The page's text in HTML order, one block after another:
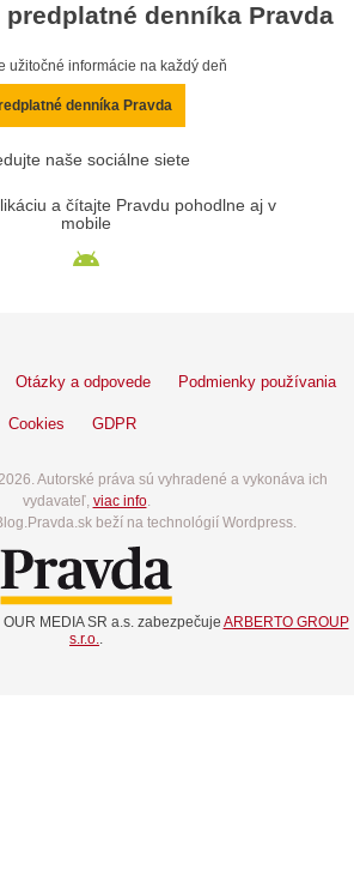
denníka Pravda
užitočné informácie na každý deň
denníka Pravda
naše sociálne siete
a čítajte Pravdu pohodlne aj v
mobile
Otázky a odpovede Podmienky používania
Cookies GDPR
Autorské práva sú vyhradené a vykonáva ich
vydavateľ, viac info.
beží na technológií Wordpress.
MEDIA SR a.s. zabezpečuje ARBERTO GROUP
s.r.o..